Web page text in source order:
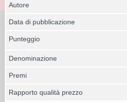
Autore
Data di pubblicazione
Punteggio
Denominazione
Premi
Rapporto qualità prezzo